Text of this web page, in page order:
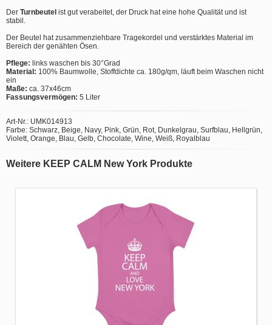
Der Turnbeutel ist gut verabeitet, der Druck hat eine hohe Qualität und ist
stabil.
Der Beutel hat zusammenziehbare Tragekordel und verstärktes Material im
Bereich der genähten Ösen.
Pflege: links waschen bis 30°Grad
Material: 100% Baumwolle, Stoffdichte ca. 180g/qm, läuft beim Waschen nicht
ein
Maße: ca. 37x46cm
Fassungsvermögen: 5 Liter
Art-Nr.: UMK014913
Farbe: Schwarz, Beige, Navy, Pink, Grün, Rot, Dunkelgrau, Surfblau, Hellgrün,
Violett, Orange, Blau, Gelb, Chocolate, Wine, Weiß, Royalblau
Weitere KEEP CALM New York Produkte